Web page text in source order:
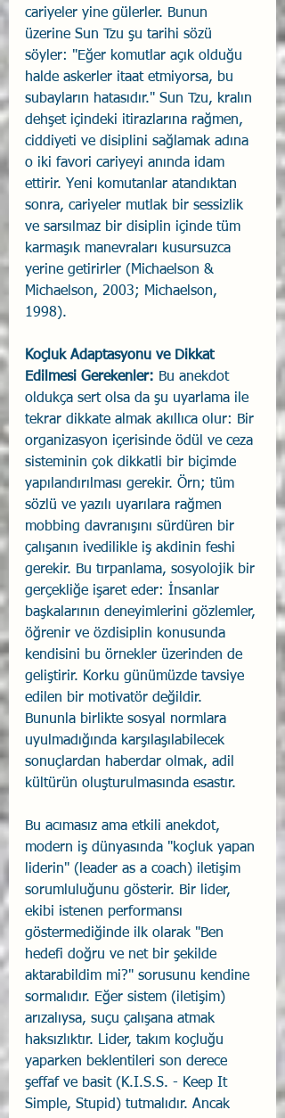
cariyeler yine gülerler. Bunun
üzerine Sun Tzu şu tarihi sözü
söyler: "Eğer komutlar açık olduğu
halde askerler itaat etmiyorsa, bu
subayların hatasıdır." Sun Tzu, kralın
dehşet içindeki itirazlarına rağmen,
ciddiyeti ve disiplini sağlamak adına
o iki favori cariyeyi anında idam
ettirir. Yeni komutanlar atandıktan
sonra, cariyeler mutlak bir sessizlik
ve sarsılmaz bir disiplin içinde tüm
karmaşık manevraları kusursuzca
yerine getirirler (Michaelson &
Michaelson, 2003; Michaelson,
1998).
Koçluk Adaptasyonu ve Dikkat
Edilmesi Gerekenler: Bu anekdot
oldukça sert olsa da şu uyarlama ile
tekrar dikkate almak akıllıca olur: Bir
organizasyon içerisinde ödül ve ceza
sisteminin çok dikkatli bir biçimde
yapılandırılması gerekir. Örn; tüm
sözlü ve yazılı uyarılara rağmen
mobbing davranışını sürdüren bir
çalışanın ivedilikle iş akdinin feshi
gerekir. Bu tırpanlama, sosyolojik bir
gerçekliğe işaret eder: İnsanlar
başkalarının deneyimlerini gözlemler,
öğrenir ve özdisiplin konusunda
kendisini bu örnekler üzerinden de
geliştirir. Korku günümüzde tavsiye
edilen bir motivatör değildir.
Bununla birlikte sosyal normlara
uyulmadığında karşılaşılabilecek
sonuçlardan haberdar olmak, adil
kültürün oluşturulmasında esastır.
Bu acımasız ama etkili anekdot,
modern iş dünyasında "koçluk yapan
liderin" (leader as a coach) iletişim
sorumluluğunu gösterir. Bir lider,
ekibi istenen performansı
göstermediğinde ilk olarak "Ben
hedefi doğru ve net bir şekilde
aktarabildim mi?" sorusunu kendine
sormalıdır. Eğer sistem (iletişim)
arızalıysa, suçu çalışana atmak
haksızlıktır. Lider, takım koçluğu
yaparken beklentileri son derece
şeffaf ve basit (K.I.S.S. - Keep It
Simple, Stupid) tutmalıdır. Ancak